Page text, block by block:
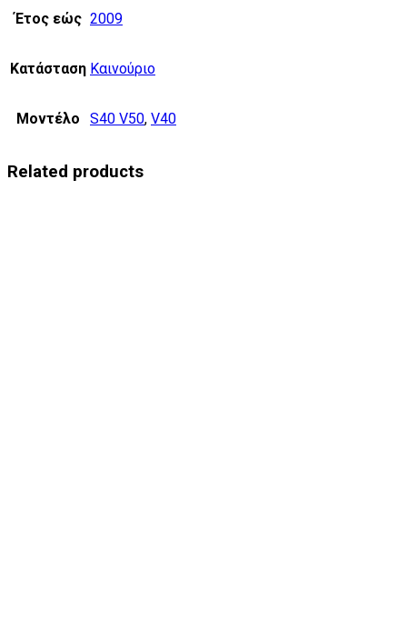
Έτος εώς 2009
Κατάσταση Καινούριο
Μοντέλο S40 V50, V40
Related products